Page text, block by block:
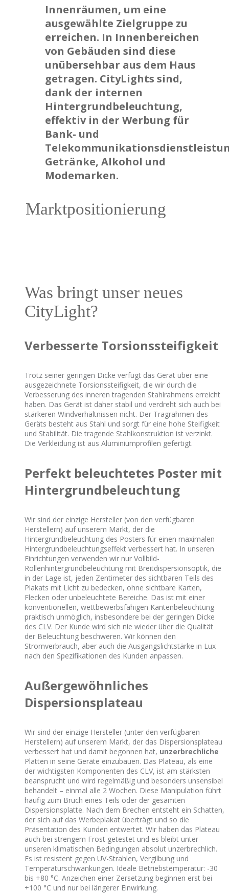
Innenräumen, um eine
ausgewählte Zielgruppe zu
erreichen. In Innenbereichen
von Gebäuden sind diese
unübersehbar aus dem Haus
getragen. CityLights sind,
dank der internen
Hintergrundbeleuchtung,
effektiv in der Werbung für
Bank- und
Getränke, Alkohol und
Modemarken.
Marktpositionierung
Was bringt unser neues
CityLight?
Verbesserte Torsionssteifigkeit
Trotz seiner geringen Dicke verfügt das Gerät über eine
ausgezeichnete Torsionssteifigkeit, die wir durch die
Verbesserung des inneren tragenden Stahlrahmens erreicht
haben. Das Gerät ist daher stabil und verdreht sich auch bei
stärkeren Windverhältnissen nicht. Der Tragrahmen des
Geräts besteht aus Stahl und sorgt für eine hohe Steifigkeit
und Stabilität. Die tragende Stahlkonstruktion ist verzinkt.
Die Verkleidung ist aus Aluminiumprofilen gefertigt.
Perfekt beleuchtetes Poster mit
Hintergrundbeleuchtung
Wir sind der einzige Hersteller (von den verfügbaren
Herstellern) auf unserem Markt, der die
Hintergrundbeleuchtung des Posters für einen maximalen
Hintergrundbeleuchtungseffekt verbessert hat. In unseren
Einrichtungen verwenden wir nur Vollbild-
Rollenhintergrundbeleuchtung mit Breitdispersionsoptik, die
in der Lage ist, jeden Zentimeter des sichtbaren Teils des
Plakats mit Licht zu bedecken, ohne sichtbare Karten,
Flecken oder unbeleuchtete Bereiche. Das ist mit einer
konventionellen, wettbewerbsfähigen Kantenbeleuchtung
praktisch unmöglich, insbesondere bei der geringen Dicke
des CLV. Der Kunde wird sich nie wieder über die Qualität
der Beleuchtung beschweren. Wir können den
Stromverbrauch, aber auch die Ausgangslichtstärke in Lux
nach den Spezifikationen des Kunden anpassen.
Außergewöhnliches
Dispersionsplateau
Wir sind der einzige Hersteller (unter den verfügbaren
Herstellern) auf unserem Markt, der das Dispersionsplateau
verbessert hat und damit begonnen hat, unzerbrechliche
Platten in seine Geräte einzubauen. Das Plateau, als eine
der wichtigsten Komponenten des CLV, ist am stärksten
beansprucht und wird regelmäßig und besonders unsensibel
behandelt – einmal alle 2 Wochen. Diese Manipulation führt
häufig zum Bruch eines Teils oder der gesamten
Dispersionsplatte. Nach dem Brechen entsteht ein Schatten,
der sich auf das Werbeplakat überträgt und so die
Präsentation des Kunden entwertet. Wir haben das Plateau
auch bei strengem Frost getestet und es bleibt unter
unseren klimatischen Bedingungen absolut unzerbrechlich.
Es ist resistent gegen UV-Strahlen, Vergilbung und
Temperaturschwankungen. Ideale Betriebstemperatur: -30
bis +80 °C. Anzeichen einer Zersetzung beginnen erst bei
+100 °C und nur bei längerer Einwirkung.